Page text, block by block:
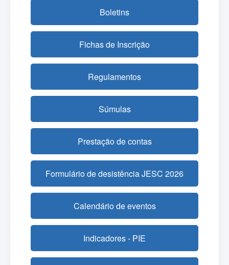
Boletins
Fichas de Inscrição
Regulamentos
Súmulas
Prestação de contas
Formulário de desistência JESC 2026
Calendário de eventos
Indicadores - PIE